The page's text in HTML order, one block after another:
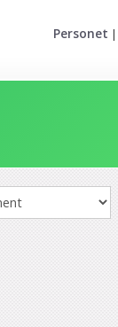
Personet |